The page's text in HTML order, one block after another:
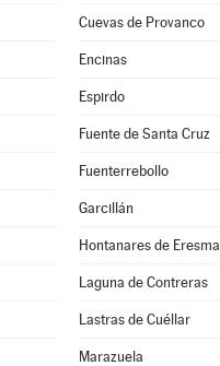
Cuevas de Provanco
Encinas
Espirdo
Fuente de Santa Cruz
Fuenterrebollo
Garcillán
Hontanares de Eresma
Laguna de Contreras
Lastras de Cuéllar
Marazuela